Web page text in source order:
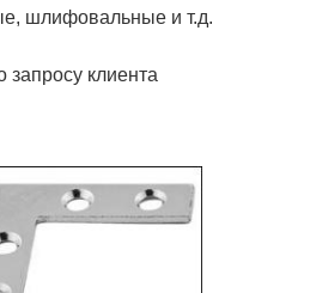
шлифовальные и т.д.
клиента